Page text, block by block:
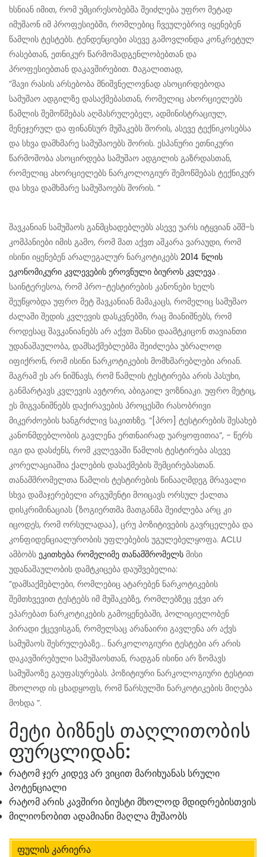
ხსნიან იმით, რომ უმცირესობებმა შეიძლება უფრო მეტად
იმუშაონ იმ პროფესიებში, რომლებიც ჩვეულებრივ იყენებენ
წამლის ტესტებს. ტენდენციები ასევე გამოვლინდა კონკრეტულ
რასებთან, ეთნიკურ წარმომადგენლობებთან და
პროფესიებთან დაკავშირებით. Მაგალითად,
”შავი რასის არსებობა მნიშვნელოვნად ასოცირდებოდა
სამუშაო ადგილზე დასაქმებასთან, რომელიც ახორციელებს
წამლის შემოწმებას აღმასრულებელ, ადმინისტრაციულ,
მენეჯერულ და ფინანსურ მუშაკებს შორის, ასევე ტექნიკოსებსა
და სხვა დამხმარე სამუშაოებს შორის. ესპანური ეთნიკური
წარმოშობა ასოცირდება სამუშაო ადგილის გაზრდასთან,
რომელიც ახორციელებს ნარკოლოგიურ შემოწმებას ტექნიკურ
და სხვა დამხმარე სამუშაოებს შორის. ”
შავკანიან სამუშაოს განმცხადებლებს ასევე უარს იტყვიან აშშ-ს
კომპანიები იმის გამო, რომ მათ აქვთ აშკარა ვარაუდი, რომ
ისინი იყენებენ არალეგალურ ნარკოტიკებს 2014 წლის
ეკონომიკური კვლევების ეროვნული ბიუროს კვლევა .
საინტერესოა, რომ პრო-ტესტირების კანონები ხელს
შეუწყობდა უფრო მეტ შავკანიან მამაკაცს, რომელიც სამუშაო
ძალაში შედის კვლევის დასკვნებში, რაც მიანიშნებს, რომ
როდესაც შავკანიანებს არ აქვთ შანსი დაამტკიცონ თავიანთი
უდანაშაულობა, დამსაქმებლებმა შეიძლება უბრალოდ
იფიქრონ, რომ ისინი ნარკოტიკების მომხმარებლები არიან.
მაგრამ ეს არ ნიშნავს, რომ წამლის ტესტირება არის პასუხი,
განმარტავს კვლევის ავტორი, აბიგაილ ვოზნიაკი. უფრო მეტიც,
ეს მიგვანიშნებს დაქირავების პროცესში რასობრივი
მიკერძოების ხანგრძლივ საკითხზე. ”[პრო] ტესტირების შესახებ
კანონმდებლობის გავლენა ერთნაირად უარყოფითია”, - წერს
იგი და დასძენს, რომ კვლევაში წამლის ტესტირება ასევე
კორელაციაშია ქალების დასაქმების შემცირებასთან.
თანამშრომელთა წამლის ტესტირების წინააღმდეგ მრავალი
სხვა დამაჯერებელი არგუმენტი მოიცავს ორსულ ქალთა
დისკრიმინაციას (ზოგიერთმა მათგანმა შეიძლება არც კი
იცოდეს, რომ ორსულადაა), ცრუ პოზიტივების გავრცელება და
კონფიდენციალურობის უფლებების უგულებელყოფა. ACLU
ამბობს ეკითხება რომელიმე თანამშრომელს მისი
უდანაშაულობის დამტკიცება დაუშვებელია:
”დამსაქმებლები, რომლებიც ატარებენ ნარკოტიკების
შემთხვევით ტესტებს იმ მუშაკებზე, რომლებზეც ეჭვი არ
ეპარებათ ნარკოტიკების გამოყენებაში, პოლიციელობენ
პირადი ქცევისგან, რომელსაც არანაირი გავლენა არ აქვს
სამუშაოს შესრულებაზე… ნარკოლოგიური ტესტები არ არის
დაკავშირებული სამუშაოსთან, რადგან ისინი არ ზომავს
სამუშაოზე გაუფასურებას. პოზიტიური ნარკოლოგიური ტესტით
მხოლოდ ის ცხადყოფს, რომ წარსულში ნარკოტიკების მიღება
მოხდა ”.
მეტი ბიზნეს თაღლითობის
ფურცლიდან:
რატომ ჯერ კიდევ არ ვიცით მარიხუანას სრული
პოტენციალი
რატომ არის კავშირი ბიუსტი მხოლოდ მდიდრებისთვის
მილიონობით ადამიანი მაღლა მუშაობს
ფულის კარიერა